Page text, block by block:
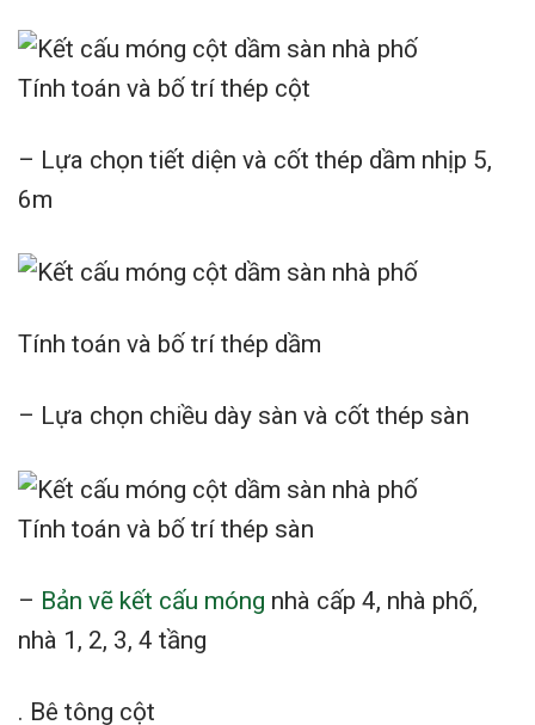
Tính toán và bố trí thép cột
– Lựa chọn tiết diện và cốt thép dầm nhịp 5,
6m
Tính toán và bố trí thép dầm
– Lựa chọn chiều dày sàn và cốt thép sàn
Tính toán và bố trí thép sàn
– Bản vẽ kết cấu móng nhà cấp 4, nhà phố,
nhà 1, 2, 3, 4 tầng
. Bê tông cột